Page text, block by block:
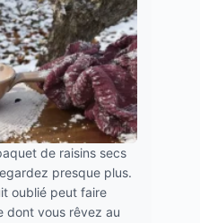
de raisins secs
presque plus.
oublié peut faire
dont vous rêvez au